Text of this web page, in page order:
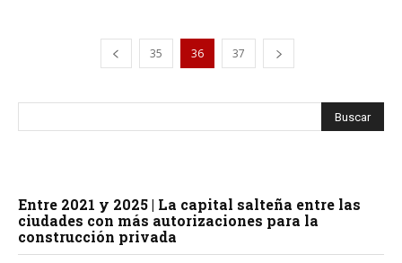
35 36 37
Entre 2021 y 2025 | La capital salteña entre las
ciudades con más autorizaciones para la
construcción privada